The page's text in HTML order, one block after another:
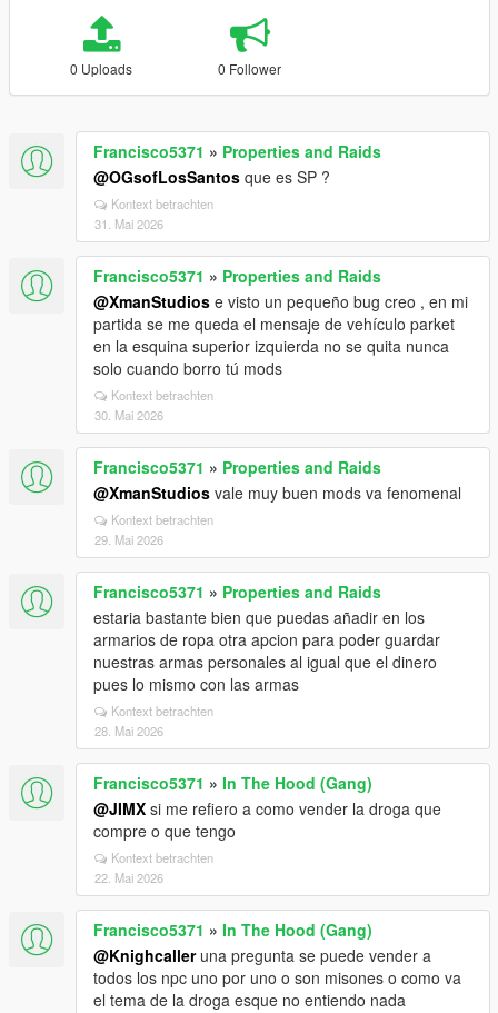
0 Uploads 0 Follower
Francisco5371 » Properties and Raids
@OGsofLosSantos que es SP ?
Kontext betrachten
31. Mai 2026
Francisco5371 » Properties and Raids
@XmanStudios e visto un pequeño bug creo , en mi
partida se me queda el mensaje de vehículo parket
en la esquina superior izquierda no se quita nunca
solo cuando borro tú mods
Kontext betrachten
30. Mai 2026
Francisco5371 » Properties and Raids
@XmanStudios vale muy buen mods va fenomenal
Kontext betrachten
29. Mai 2026
Francisco5371 » Properties and Raids
estaria bastante bien que puedas añadir en los
armarios de ropa otra apcion para poder guardar
nuestras armas personales al igual que el dinero
pues lo mismo con las armas
Kontext betrachten
28. Mai 2026
Francisco5371 » In The Hood (Gang)
@JIMX si me refiero a como vender la droga que
compre o que tengo
Kontext betrachten
22. Mai 2026
Francisco5371 » In The Hood (Gang)
@Knighcalleruna pregunta se puede vender a
todos los npc uno por uno o son misones o como va
el tema de la droga esque no entiendo nada